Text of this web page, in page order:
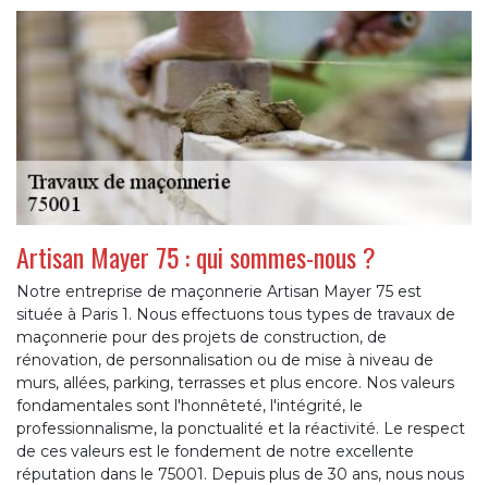
Artisan Mayer 75 : qui sommes-nous ?
Notre entreprise de maçonnerie Artisan Mayer 75 est
située à Paris 1. Nous effectuons tous types de travaux de
maçonnerie pour des projets de construction, de
rénovation, de personnalisation ou de mise à niveau de
murs, allées, parking, terrasses et plus encore. Nos valeurs
fondamentales sont l'honnêteté, l'intégrité, le
professionnalisme, la ponctualité et la réactivité. Le respect
de ces valeurs est le fondement de notre excellente
réputation dans le 75001. Depuis plus de 30 ans, nous nous